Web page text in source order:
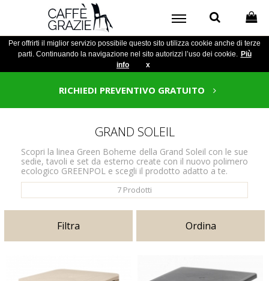
Per offrirti il miglior servizio possibile questo sito utilizza cookie anche di terze
parti. Continuando la navigazione nel sito autorizzi l’uso dei cookie. Più
info
x
RICHIEDI PREVENTIVO GRATUITO
GRAND SOLEIL
Scopri la linea Green Boheme della Grand Soleil con le sue
sedie, tavoli e set da esterno create con il nuovo polimero
ecologico GREENPOL e scegli il prodotto adatto a te.
7 Prodotti
Filtra Ordina